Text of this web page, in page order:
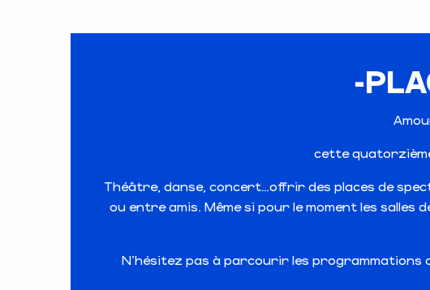
-
cette
Théâtre, danse, concert…offrir des places de
ou entre amis. Même si pour le moment les
N’hésitez pas à parcourir les